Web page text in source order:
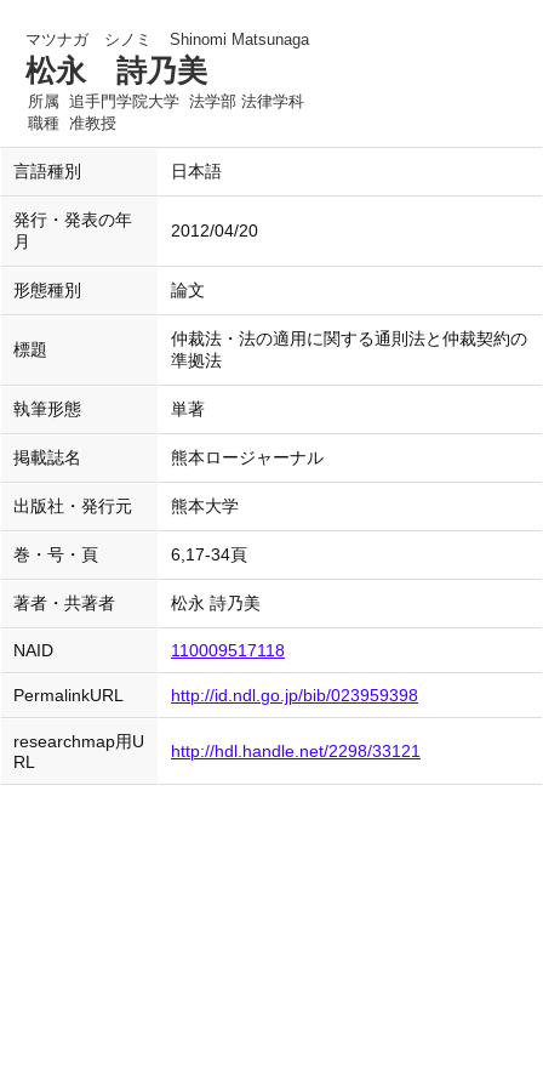
マツナガ シノミ Shinomi Matsunaga
松永 詩乃美
所属 追手門学院大学 法学部 法律学科
職種 准教授
言語種別 日本語
発行・発表の年
月
2012/04/20
形態種別 論文
標題
仲裁法・法の適用に関する通則法と仲裁契約の
準拠法
執筆形態 単著
掲載誌名 熊本ロージャーナル
出版社・発行元 熊本大学
巻・号・頁 6,17-34頁
著者・共著者 松永 詩乃美
NAID 110009517118
PermalinkURL http://id.ndl.go.jp/bib/023959398
researchmap用U
RL
http://hdl.handle.net/2298/33121